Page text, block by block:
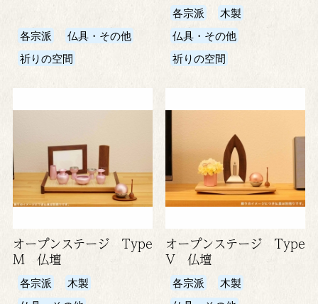
各宗派
仏具・その他
祈りの空間
各宗派
木製
仏具・その他
祈りの空間
オープンステージ Type
M 仏壇
各宗派
木製
オープンステージ Type
V 仏壇
各宗派
木製